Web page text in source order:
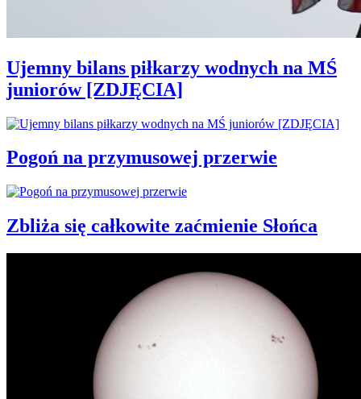
Ujemny bilans piłkarzy wodnych na MŚ
juniorów [ZDJĘCIA]
Pogoń na przymusowej przerwie
Zbliża się całkowite zaćmienie Słońca